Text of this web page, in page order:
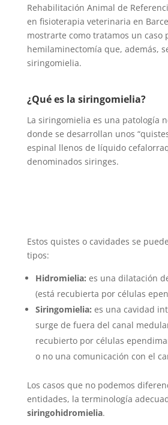
Rehabilitación Animal de
en fisioterapia veterinaria en
mostrarte como tratamos un caso
hemilaminectomía que, además,
siringomielia.
¿Qué es la siringomielia?
La siringomielia es una patología
donde se desarrollan unos
espinal llenos de líquido
denominados siringes.
Estos quistes o cavidades se
tipos:
Hidromielia: es una dilatación
(está recubierta por células
Siringomielia: es una cavidad
surge de fuera del canal
recubierto por células
o no una comunicación con el
Los casos que no podemos
entidades, la terminología
siringohidromielia.